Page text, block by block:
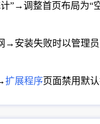
”→调整首页布局为“空
安装失败时以管理员
扩展程序页面禁用默认